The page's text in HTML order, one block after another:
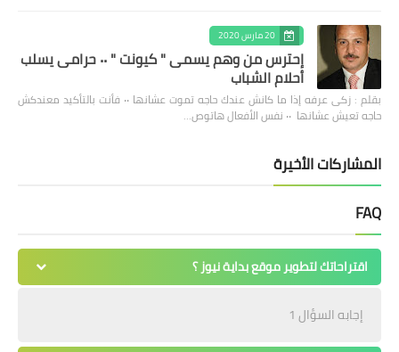
20 مارس 2020
إحترس من وهم يسمى " كيونت " ٠٠ حرامى يسلب
أحلام الشباب
بقلم : زكى عرفه ‎إذا ما كانش عندك حاجه تموت عشانها ٠٠ فأنت بالتأكيد معندكش
حاجه تعيش عشانها ٠٠ نفس الأفعال هاتوص…
المشاركات الأخيرة
FAQ
اقتراحاتك لتطوير موقع بداية نيوز ؟
إجابه السؤال 1